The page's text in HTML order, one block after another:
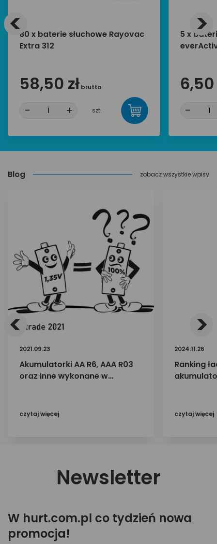
80 x baterie słuchowe Rayovac
Extra 312
58,50 zł brutto
- + szt.
5 x
6,50
-
< >
Blog zobacz wszystkie wpisy
2021.09.23
Akumulatorki AA R6, AAA R03
oraz inne wykonane w
przed użyciem. Jak
czytaj więcej
2024.11.26
Ranking
czytaj więcej
< >
Newsletter
W hurt.com.pl co tydzień nowa
promocja!